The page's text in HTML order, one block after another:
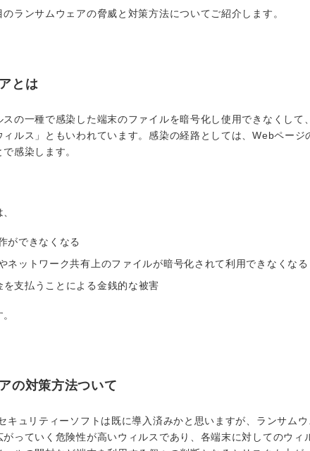
ランサムウェアの脅威と対策方法についてご紹介します。
とは
スの一種で感染した端末のファイルを暗号化し使用できなくして
ィルス」ともいわれています。感染の経路としては、Webページ
感染します。
ができなくなる
ネットワーク共有上のファイルが暗号化されて利用できなくなる
を支払うことによる金銭的な被害
の対策方法ついて
キュリティーソフトは既に導入済みかと思いますが、ランサム
がっていく危険性が高いウィルスであり、各端末に対してのウィ